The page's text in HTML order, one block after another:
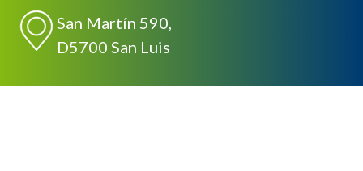
San Martín 590,
D5700 San Luis